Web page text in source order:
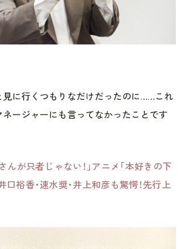
見に行くつもりなだけだったのに……これ
ネージャーにも言ってなかったことです
さんが只者じゃない！」アニメ「本好きの下
口裕香・速水奨・井上和彦も驚愕！先行上